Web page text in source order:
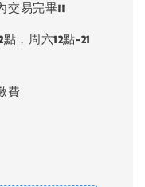
交易完畢!!
，周六12點-21
費